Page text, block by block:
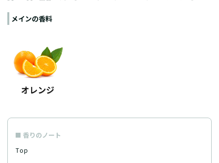
メインの香料
香りのノート
Top